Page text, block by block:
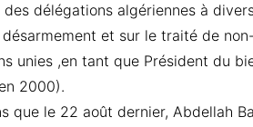
délégations algériennes à
désarmement et sur le traité de
unies ,en tant que Président du
2000).
que le 22 août dernier, Abdellah